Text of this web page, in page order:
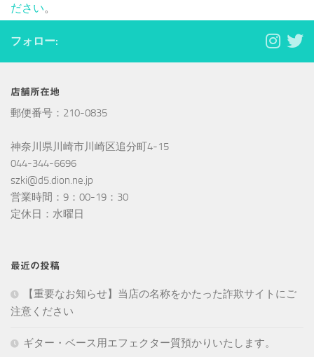
ださい。
フォロー:
店舗所在地
郵便番号：210-0835
神奈川県川崎市川崎区追分町4-15
044-344-6696
szki@d5.dion.ne.jp
営業時間：9：00-19：30
定休日：水曜日
最近の投稿
【重要なお知らせ】当店の名称をかたった詐欺サイトにご
注意ください
ギター・ベース用エフェクター質預かりいたします。